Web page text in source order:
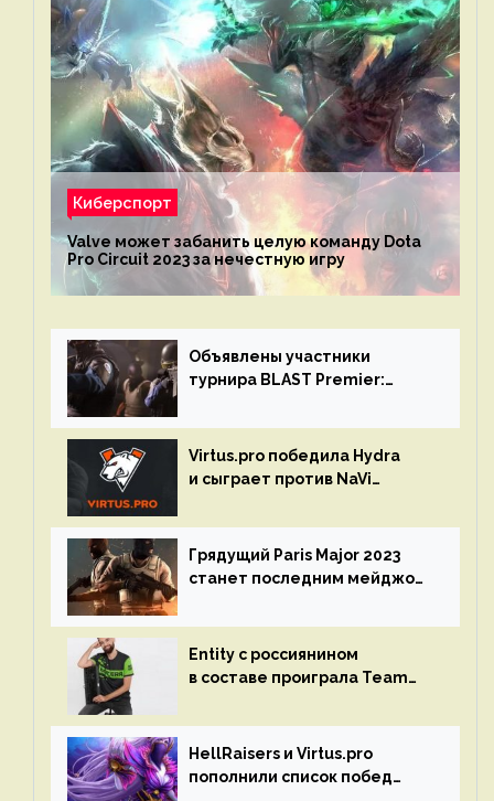
Киберспорт
Valve может забанить целую команду Dota
Pro Circuit 2023 за нечестную игру
Объявлены участники
турнира BLAST Premier:
Virtus.pro победила Hydra
и сыграет против NaVi
Грядущий Paris Major 2023
станет последним мейджор-
Entity с россиянином
в составе проиграла Team
HellRaisers и Virtus.pro
пополнили список побед